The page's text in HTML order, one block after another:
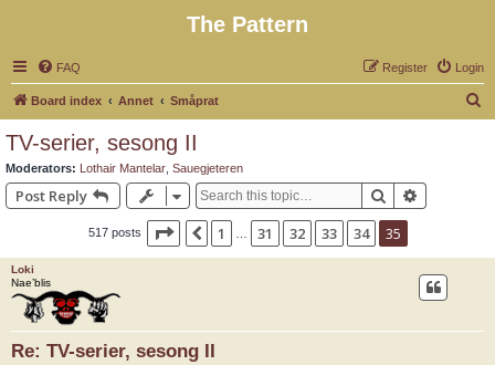
The Pattern
FAQ Login
Register
Board index Annet Småprat
TV-serier, sesong II
Moderators: Lothair Mantelar Sauegjeteren
Post Reply Search
517 posts Page 35 35
Previous
1 31 32 33 34 35
Loki
Nae’blis
Re: TV-serier, sesong II